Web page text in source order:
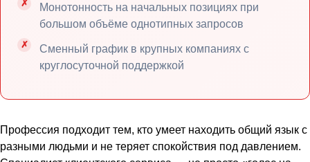
Монотонность на начальных позициях при
большом объёме однотипных запросов
Сменный график в крупных компаниях с
круглосуточной поддержкой
Профессия подходит тем, кто умеет находить общий язык с
разными людьми и не теряет спокойствия под давлением.